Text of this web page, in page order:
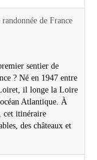
de France
sentier de
? Né en 1947 entre
il longe la Loire
Atlantique. À
cet itinéraire
des châteaux et